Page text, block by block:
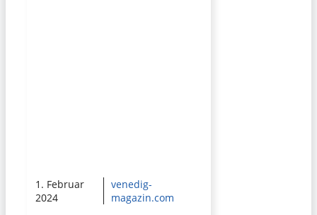
1. Februar
2024
venedig-
magazin.com